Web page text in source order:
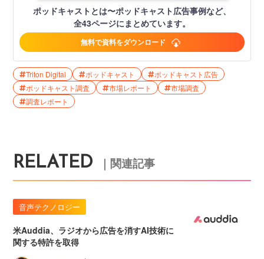
ポッドキャストとは〜ポッドキャスト広告事例など、
全43ページにまとめています。
無料で資料をダウンロード
Triton Digital ポッドキャスト
ポッドキャスト広告
ポッドキャスト調査
市場レポート
市場調査
調査レポート
RELATED ｜関連記事
音声テクノロジー
米Auddia、ラジオから広告を消すAI技術に
関する特許を取得